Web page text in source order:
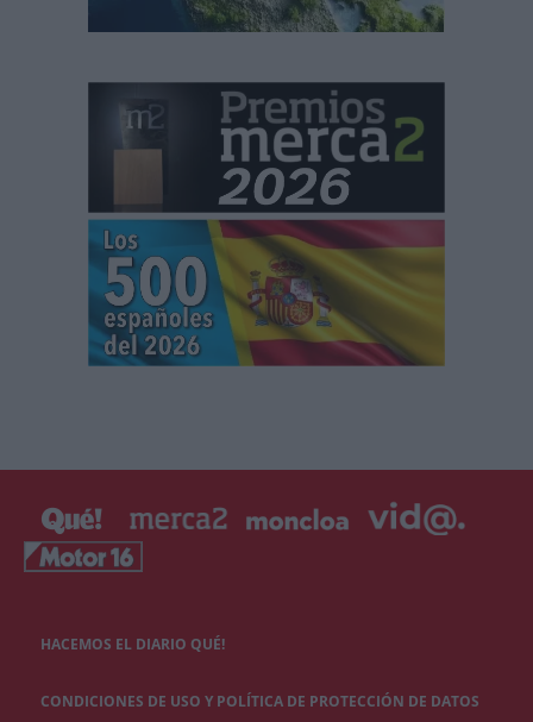
HACEMOS EL DIARIO QUÉ!
CONDICIONES DE USO Y POLÍTICA DE PROTECCIÓN DE DATOS